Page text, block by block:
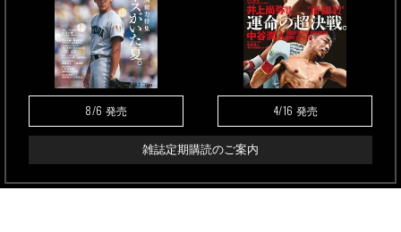
8/6 発売 4/16 発売
雑誌定期購読のご案内